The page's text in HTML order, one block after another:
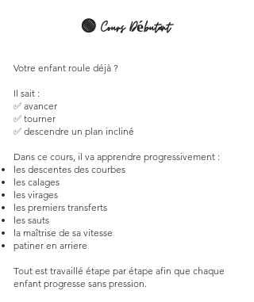
🟢 Cours Débutant
Votre enfant roule déjà ?
Il sait :
✅ avancer
✅ tourner
✅ descendre un plan incliné
Dans ce cours, il va apprendre progressivement :
les descentes des courbes
les calages
les virages
les premiers transferts
les sauts
la maîtrise de sa vitesse
patiner en arriere
Tout est travaillé étape par étape afin que chaque
enfant progresse sans pression.